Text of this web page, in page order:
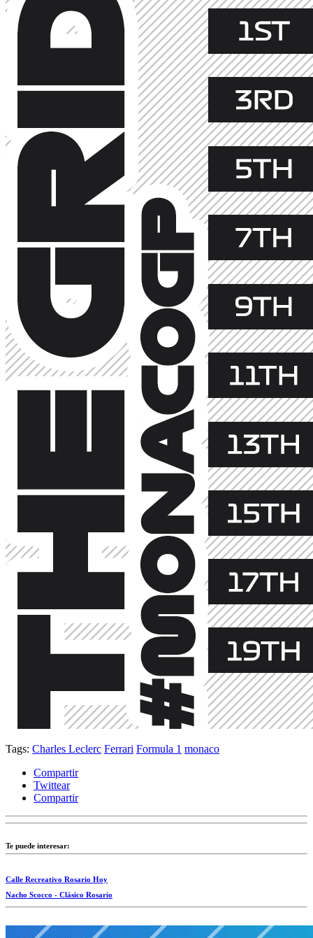
Tags: Charles Leclerc Ferrari Formula 1 monaco
Compartir
Twittear
Compartir
Te puede interesar:
Calle Recreativo Rosario Hoy
Nacho Scocco - Clásico Rosario